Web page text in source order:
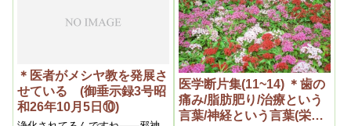
ててしまうという事になりま
す。それも大して長い事はない
のです。だから今書いたのはそ
の警告ですが、そういう訳です
から、そうなってからメシヤ教
は大変な事になります。さっき
論文にもあった通り、世界中の
引っ張り凧になるという事があ
りましたが、そういう風になる
訳です。ですからその時になる
＊医者がメシヤ教を発展さ
せている (御垂示録3号昭
和26年10月5日⑩)
医学断片集(11~14) ＊歯の
痛み/脂肪肥り/治療という
言葉/神経という言葉(栄光